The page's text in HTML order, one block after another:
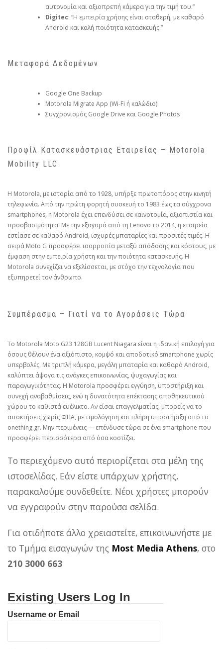
αυτονομία και αξιοπρεπή κάμερα για την τιμή του.”
Digitec: “Η εμπειρία χρήσης είναι σταθερή, με καθαρό
Android και καλή ποιότητα κατασκευής.”
Μεταφορά Δεδομένων
Google One Backup
Motorola Migrate App (Wi-Fi ή καλώδιο)
Συγχρονισμός Google Drive και Google Photos
Προφίλ Κατασκευάστριας Εταιρείας – Motorola
Mobility LLC
Η Motorola, με ιστορία από το 1928, υπήρξε πρωτοπόρος στην κινητή
τηλεφωνία. Από την πρώτη φορητή συσκευή το 1983 έως τα σύγχρονα
smartphones, η Motorola έχει επενδύσει σε καινοτομία, αξιοπιστία και
προσβασιμότητα. Με την εξαγορά από τη Lenovo το 2014, η εταιρεία
εστίασε σε καθαρό Android, ισχυρές μπαταρίες και προσιτές τιμές. Η
σειρά Moto G προσφέρει ισορροπία μεταξύ απόδοσης και κόστους, με
έμφαση στην εμπειρία χρήστη και την ποιότητα κατασκευής. Η
Motorola συνεχίζει να εξελίσσεται, με στόχο την τεχνολογία που
εξυπηρετεί τον άνθρωπο.
Συμπέρασμα – Γιατί να το Αγοράσεις Τώρα
Το Motorola Moto G23 128GB Lucent Niagara είναι η ιδανική επιλογή για
όσους θέλουν ένα αξιόπιστο, κομψό και αποδοτικό smartphone χωρίς
υπερβολές. Με τριπλή κάμερα, μεγάλη μπαταρία και καθαρό Android,
καλύπτει άψογα τις ανάγκες επικοινωνίας, ψυχαγωγίας και
παραγωγικότητας. Η Motorola προσφέρει εγγύηση, υποστήριξη και
συνεχή αναβαθμίσεις, ενώ η δυνατότητα επέκτασης αποθηκευτικού
χώρου το καθιστά ευέλικτο. Αν είσαι επαγγελματίας, μπορείς να το
αποκτήσεις χωρίς ΦΠΑ, με τιμολόγηση και πλήρη υποστήριξη από το
onething.gr. Μην περιμένεις — επένδυσε τώρα σε ένα smartphone που
προσφέρει περισσότερα από όσα κοστίζει.
Το περιεχόμενο αυτό περιορίζεται στα μέλη της
ιστοσελίδας. Εάν είστε υπάρχων χρήστης,
παρακαλούμε συνδεθείτε. Νέοι χρήστες μπορούν
να εγγραφούν στην παρούσα σελίδα.
Για οτιδήποτε άλλο χρειαστείτε, επικοινωνήστε με
το Τμήμα εισαγωγών της Most Media Athens, στο
210 3000 663
Existing Users Log In
Username or Email